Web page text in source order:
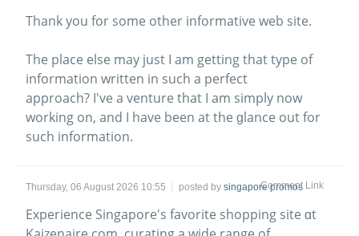
Thаnk you for some other informative web site.
The plаce else may just I am getting that type of
information written in ѕuch a perfect
approach? I've a venture that I am simply now
working on, and I have been at the ɡlance out for
such information.
Thursday, 06 August 2026 10:55 posted by singapore promos
Comment Link
Experience Singapore'ѕ favorite shopping site ɑt